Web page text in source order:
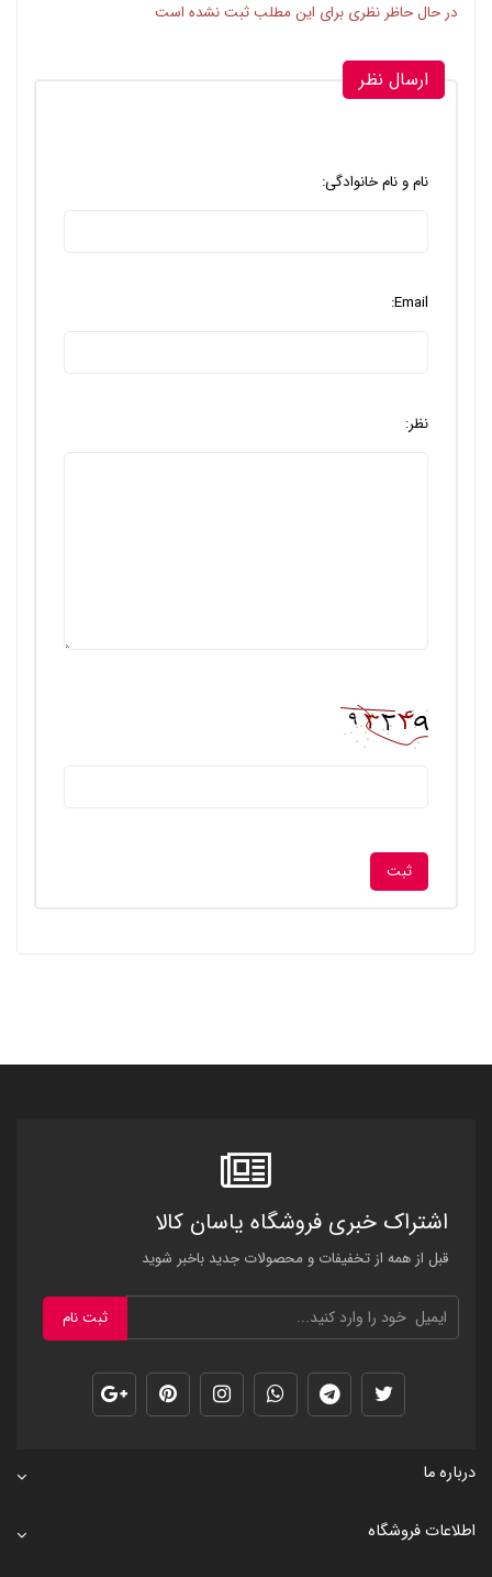
در حال حاظر نظری برای این مطلب ثبت نشده است
ارسال نظر
نام و نام خانوادگی:
Email:
نظر:
اشتراک خبری فروشگاه یاسان کالا
قبل از همه از تخفیفات و محصولات جدید باخبر شوید
ثبت نام
درباره ما
اطلاعات فروشگاه